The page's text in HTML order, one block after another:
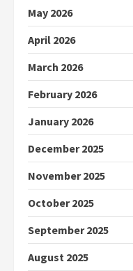
May 2026
April 2026
March 2026
February 2026
January 2026
December 2025
November 2025
October 2025
September 2025
August 2025